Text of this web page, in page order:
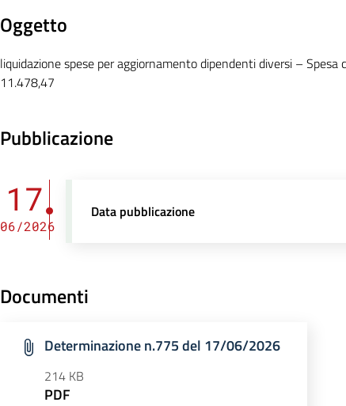
Oggetto
liquidazione spese per aggiornamento dipendenti diversi – Spesa
11.478,47
Pubblicazione
17
06/2026
Data pubblicazione
Documenti
Determinazione n.775 del 17/06/2026
214 KB
PDF